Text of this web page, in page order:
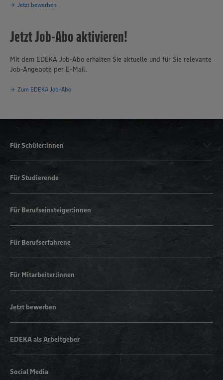
Jetzt bewerben
Jetzt Job-Abo aktivieren!
Mit dem EDEKA Job-Abo erhalten Sie aktuelle und für Sie relevante
Job-Angebote per E-Mail.
Zum EDEKA Job-Abo
Für Schüler:innen
Für Studierende
Für Berufseinsteiger:innen
Für Berufserfahrene
Für Mitarbeiter:innen
Jetzt bewerben
EDEKA als Arbeitgeber
Social Media